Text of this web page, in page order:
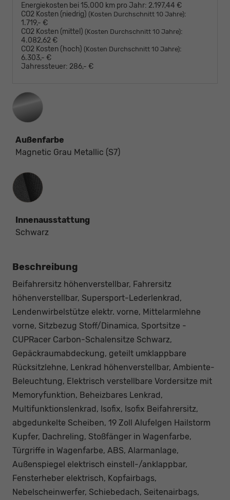
Energiekosten bei 15.000 km pro Jahr: 2.197,44 €
CO2 Kosten (niedrig) (Kosten Durchschnitt 10 Jahre):
1.719,- €
CO2 Kosten (mittel) (Kosten Durchschnitt 10 Jahre):
4.082,62 €
CO2 Kosten (hoch) (Kosten Durchschnitt 10 Jahre):
6.303,- €
Jahressteuer: 286,- €
Außenfarbe
Magnetic Grau Metallic (S7)
Innenausstattung
Innenausstattung
Schwarz
Beschreibung
Beifahrersitz höhenverstellbar, Fahrersitz
höhenverstellbar, Supersport-Lederlenkrad,
Lendenwirbelstütze elektr. vorne, Mittelarmlehne
vorne, Sitzbezug Stoff/Dinamica, Sportsitze -
CUPRacer Carbon-Schalensitze Schwarz,
Gepäckraumabdeckung, geteilt umklappbare
Rücksitzlehne, Lenkrad höhenverstellbar, Ambiente-
Beleuchtung, Elektrisch verstellbare Vordersitze mit
Memoryfunktion, Beheizbares Lenkrad,
Multifunktionslenkrad, Isofix, Isofix Beifahrersitz,
abgedunkelte Scheiben, 19 Zoll Alufelgen Hailstorm
Kupfer, Dachreling, Stoßfänger in Wagenfarbe,
Türgriffe in Wagenfarbe, ABS, Alarmanlage,
Außenspiegel elektrisch einstell-/anklappbar,
Fensterheber elektrisch, Kopfairbags,
Nebelscheinwerfer, Schiebedach, Seitenairbags,